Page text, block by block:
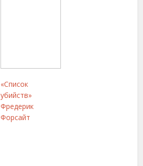
«Список
убийств»
Фредерик
Форсайт